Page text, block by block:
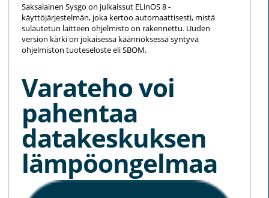
Saksalainen Sysgo on julkaissut ELinOS 8 -
käyttöjärjestelmän, joka kertoo automaattisesti, mistä
sulautetun laitteen ohjelmisto on rakennettu. Uuden
version kärki on jokaisessa käännöksessä syntyvä
ohjelmiston tuoteseloste eli SBOM.
Varateho voi
pahentaa
datakeskuksen
lämpöongelmaa